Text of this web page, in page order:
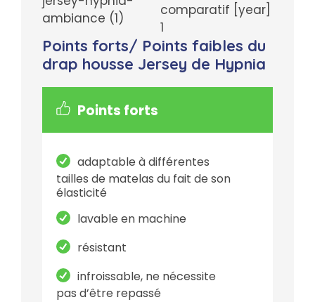
Points forts/ Points faibles du
drap housse Jersey de Hypnia
Points forts
adaptable à différentes
tailles de matelas du fait de son
élasticité
lavable en machine
résistant
infroissable, ne nécessite
pas d’être repassé